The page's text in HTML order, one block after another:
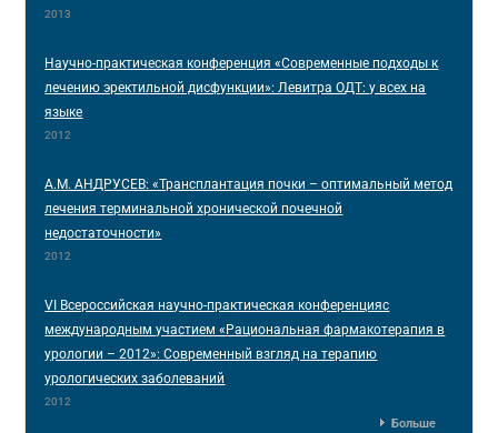
2013
Научно-практическая конференция «Современные подходы к
лечению эректильной дисфункции»: Левитра ОДТ: у всех на
языке
2012
А.М. АНДРУСЕВ: «Трансплантация почки – оптимальный метод
лечения терминальной хронической почечной
недостаточности»
2012
VI Всероссийская научно-практическая конференцияс
международным участием «Рациональная фармакотерапия в
урологии – 2012»: Современный взгляд на терапию
урологических заболеваний
2012
Больше